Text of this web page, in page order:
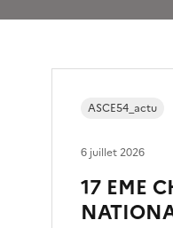
17 EME
ASCE54_actu
6 juillet 2026